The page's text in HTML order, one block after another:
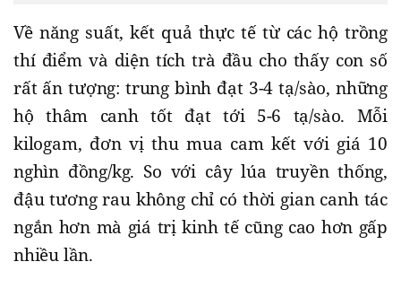
​Về năng suất, kết quả thực tế từ các hộ trồng
thí điểm và diện tích trà đầu cho thấy con số
rất ấn tượng: trung bình đạt 3-4 tạ/sào, những
hộ thâm canh tốt đạt tới 5-6 tạ/sào. Mỗi
kilogam, đơn vị thu mua cam kết với giá 10
nghìn đồng/kg. So với cây lúa truyền thống,
đậu tương rau không chỉ có thời gian canh tác
ngắn hơn mà giá trị kinh tế cũng cao hơn gấp
nhiều lần.